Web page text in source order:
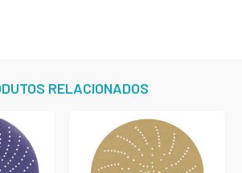
RELACIONADOS